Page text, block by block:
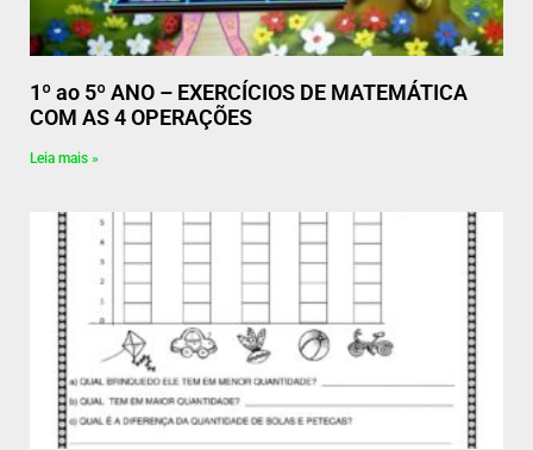
1º ao 5º ANO – EXERCÍCIOS DE MATEMÁTICA
COM AS 4 OPERAÇÕES
Leia mais »